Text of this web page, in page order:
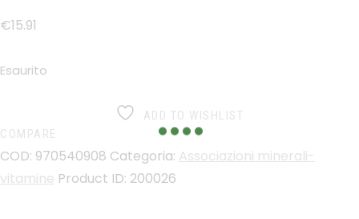
€15.91
Esaurito
ADD TO WISHLIST
COMPARE
COD: 970540908 Categoria: Associazioni minerali-
vitamine Product ID: 200026